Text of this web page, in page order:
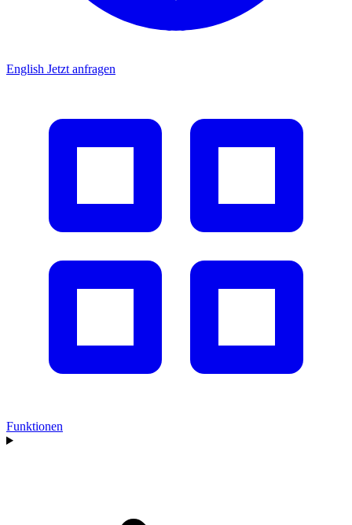
English Jetzt anfragen
Funktionen